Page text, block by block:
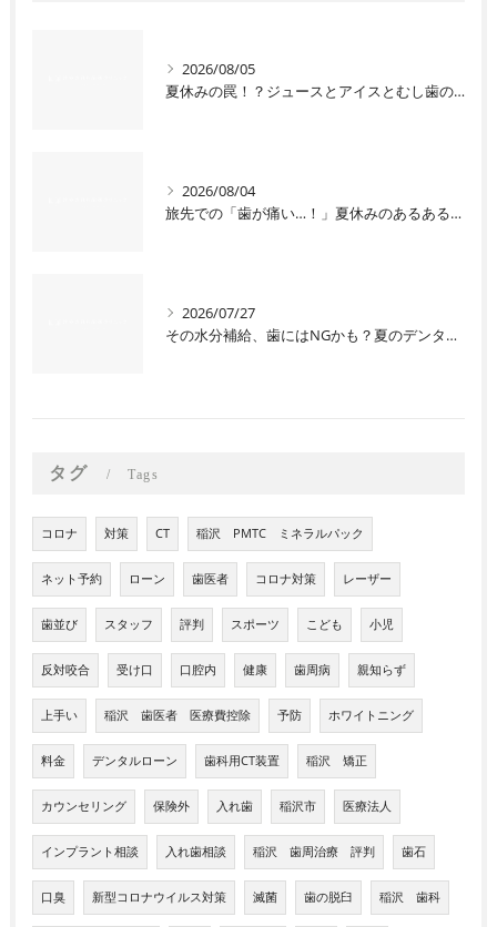
2026/08/05
夏休みの罠！？ジュースとアイスとむし歯の関係
2026/08/04
旅先での「歯が痛い…！」夏休みのあるあるトラブル
2026/07/27
その水分補給、歯にはNGかも？夏のデンタルケアQ&A
タグ Tags
コロナ 対策 CT 稲沢 PMTC ミネラルパック
ネット予約 ローン 歯医者 コロナ対策 レーザー
歯並び スタッフ 評判 スポーツ こども 小児
反対咬合 受け口 口腔内 健康 歯周病 親知らず
上手い 稲沢 歯医者 医療費控除 予防 ホワイトニング
料金 デンタルローン 歯科用CT装置 稲沢 矯正
カウンセリング 保険外 入れ歯 稲沢市 医療法人
インプラント相談 入れ歯相談 稲沢 歯周治療 評判 歯石
口臭 新型コロナウイルス対策 滅菌 歯の脱臼 稲沢 歯科